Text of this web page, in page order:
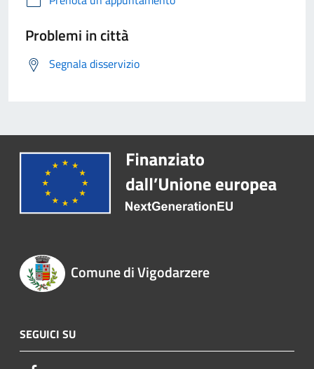
Problemi in città
Segnala disservizio
Comune di Vigodarzere
SEGUICI SU